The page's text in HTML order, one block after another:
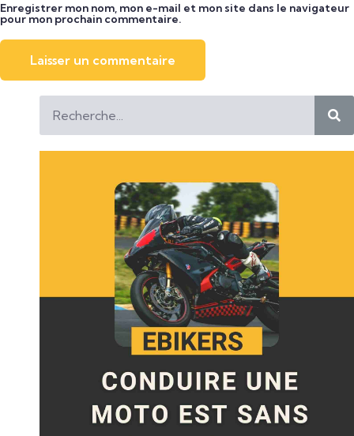
Enregistrer mon nom, mon e-mail et mon site dans le navigateur
pour mon prochain commentaire.